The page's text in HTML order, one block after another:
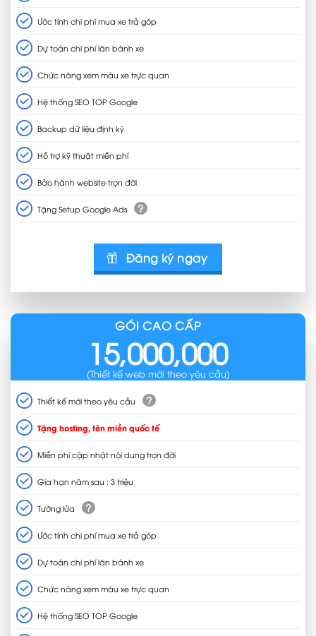
Ước tính chi phí mua xe trả góp
Dự toán chi phí lăn bánh xe
Chức năng xem màu xe trực quan
Hệ thống SEO TOP Google
Backup dữ liệu định kỳ
Hỗ trợ kỹ thuật miễn phí
Bảo hành website trọn đời
Tặng Setup Google Ads ?
Đăng ký ngay
GÓI CAO CẤP
15,000,000
(Thiết kế web mới theo yêu cầu)
Thiết kế mới theo yêu cầu ?
Tặng hosting, tên miền quốc tế
Miễn phí cập nhật nội dung trọn đời
Gia hạn năm sau : 3 triệu
Tường lửa ?
Ước tính chi phí mua xe trả góp
Dự toán chi phí lăn bánh xe
Chức năng xem màu xe trực quan
Hệ thống SEO TOP Google